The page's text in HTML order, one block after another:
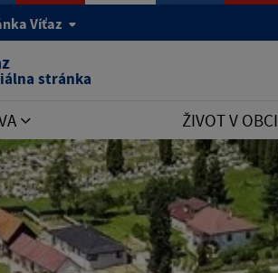
Víťaz
stránka
ŽIVOT V OBCI